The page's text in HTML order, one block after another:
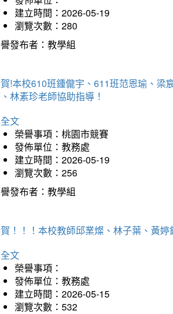
建立時間：2026-05-19
瀏覽次數：280
發布者：教學組
!本校610班鍾儱宇、611班范恩瑜、梁
林素珍老師協助指導！
文
榮譽事項：桃園市競賽
發佈單位：教務處
建立時間：2026-05-19
瀏覽次數：256
發布者：教學組
！！！本校教師邱業燦、林子葉、黃
文
榮譽事項：
發佈單位：教務處
建立時間：2026-05-15
瀏覽次數：532